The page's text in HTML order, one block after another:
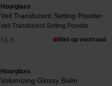
Hourglass
Veil Translucent Setting Powder
Veil Translucent Setting Powder
56 € Niet op voorraad
Hourglass
Volumizing Glossy Balm